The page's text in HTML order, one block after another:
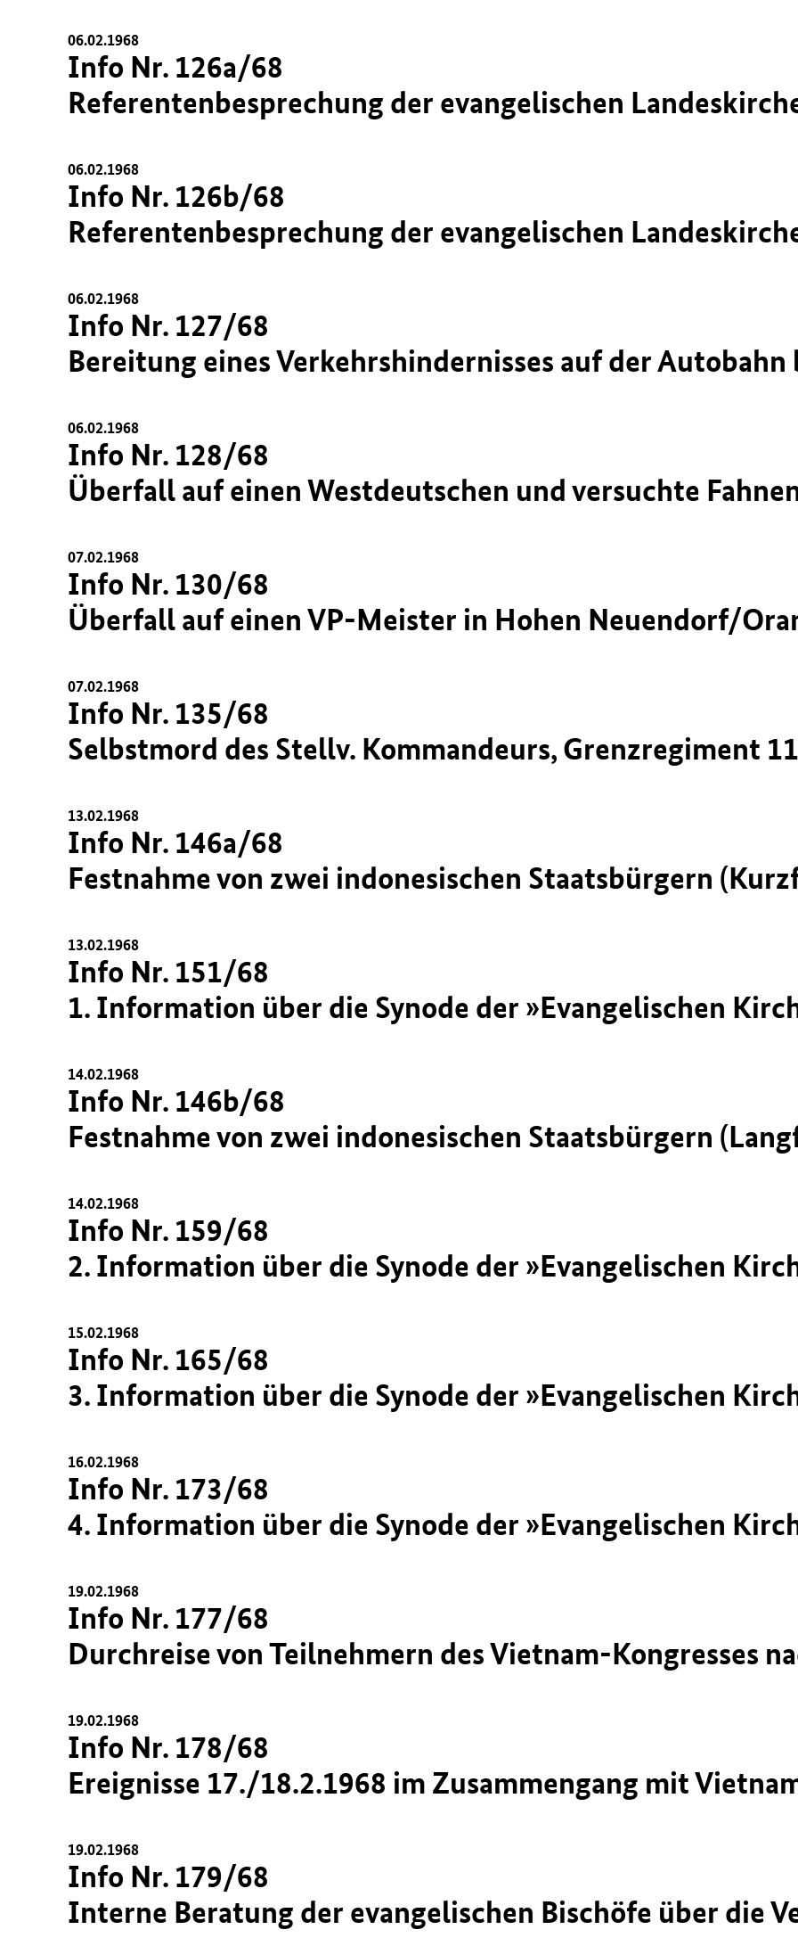
06.02.1968
Info Nr. 126a/68
Referentenbesprechung der evangelischen
06.02.1968
Info Nr. 126b/68
Referentenbesprechung der evangelischen
06.02.1968
Info Nr. 127/68
Bereitung eines Verkehrshindernisses auf der Autobahn
06.02.1968
Info Nr. 128/68
Überfall auf einen Westdeutschen und versuchte
07.02.1968
Info Nr. 130/68
Überfall auf einen VP-Meister in Hohen Neuendorf/
07.02.1968
Info Nr. 135/68
Selbstmord des Stellv. Kommandeurs, Grenzregiment 11
13.02.1968
Info Nr. 146a/68
Festnahme von zwei indonesischen Staatsbürgern
13.02.1968
Info Nr. 151/68
1. Information über die Synode der »Evangelischen
14.02.1968
Info Nr. 146b/68
Festnahme von zwei indonesischen Staatsbürgern
14.02.1968
Info Nr. 159/68
2. Information über die Synode der »Evangelischen
15.02.1968
Info Nr. 165/68
3. Information über die Synode der »Evangelischen
16.02.1968
Info Nr. 173/68
4. Information über die Synode der »Evangelischen
19.02.1968
Info Nr. 177/68
Durchreise von Teilnehmern des Vietnam-Kongresses
19.02.1968
Info Nr. 178/68
Ereignisse 17./18.2.1968 im Zusammengang mit
19.02.1968
Info Nr. 179/68
Interne Beratung der evangelischen Bischöfe über die